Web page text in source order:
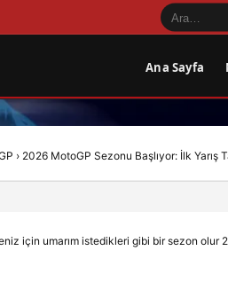
Ana Sayfa
› 2026 MotoGP Sezonu Başlıyor: İlk Yarış
için umarım istedikleri gibi bir sezon olur